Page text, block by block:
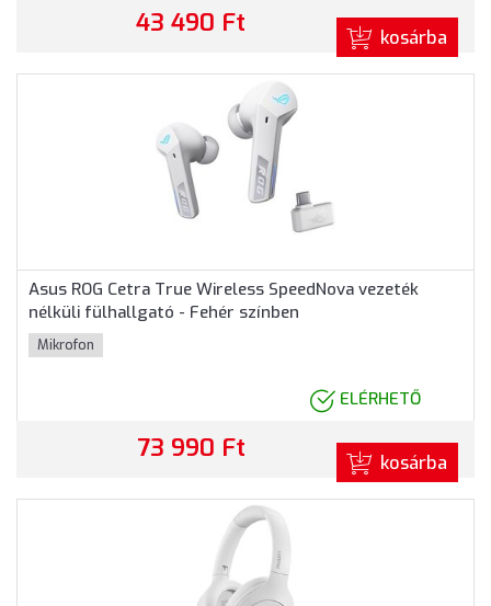
43 490 Ft kosárba
Asus ROG Cetra True Wireless SpeedNova vezeték
nélküli fülhallgató - Fehér színben
Mikrofon
ELÉRHETŐ
73 990 Ft kosárba